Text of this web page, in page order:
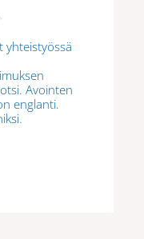
yhteistyössä
Avointen
englanti.